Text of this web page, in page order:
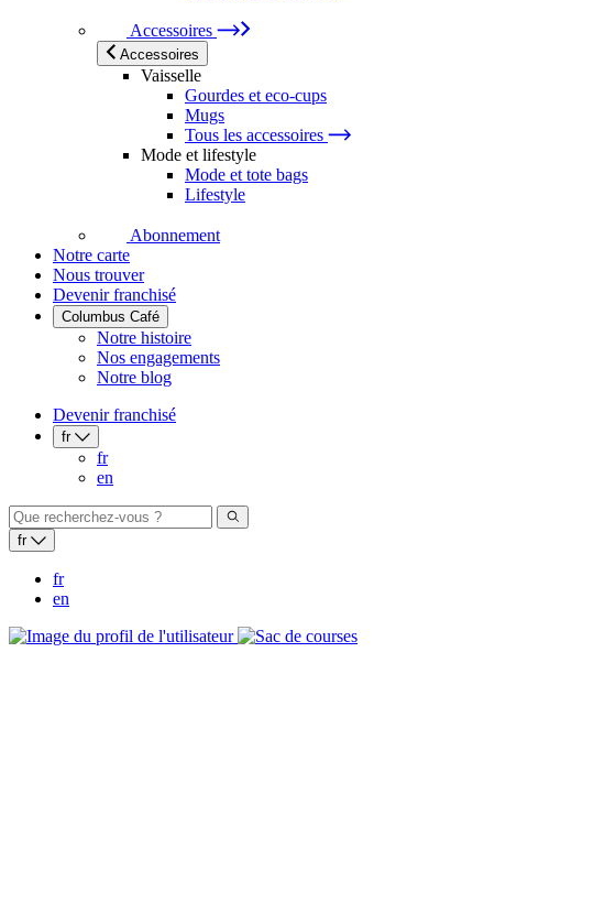
Accessoires
Accessoires
Vaisselle
Gourdes et eco-cups
Mugs
Tous les accessoires
Mode et lifestyle
Mode et tote bags
Lifestyle
Abonnement
Notre carte
Nous trouver
Devenir franchisé
Columbus Café
Notre histoire
Nos engagements
Notre blog
Devenir franchisé
fr
fr
en
fr
fr
en